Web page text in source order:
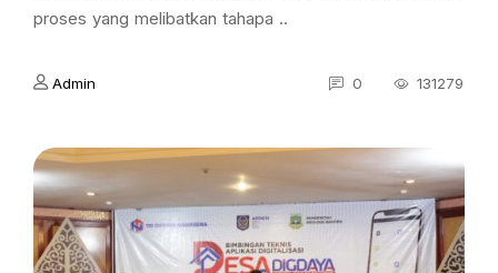
proses yang melibatkan tahapa ..
Admin 0 131279